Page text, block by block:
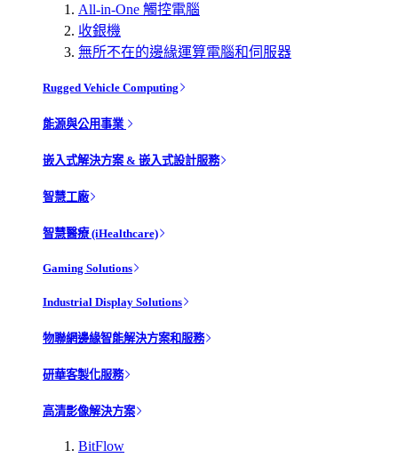
All-in-One 觸控電腦
收銀機
無所不在的邊緣運算電腦和伺服器
Rugged Vehicle Computing
能源與公用事業
嵌入式解決方案 & 嵌入式設計服務
智慧工廠
智慧醫療 (iHealthcare)
Gaming Solutions
Industrial Display Solutions
物聯網邊緣智能解決方案和服務
研華客製化服務
高清影像解決方案
BitFlow